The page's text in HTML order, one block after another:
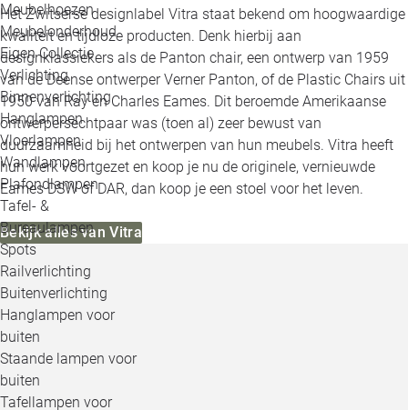
Meubelhoezen
Meubelonderhoud
Eigen Collectie
Verlichting
Binnenverlichting
Hanglampen
Vloerlampen
Wandlampen
Plafondlampen
Tafel- &
Bureaulampen
Spots
Railverlichting
Buitenverlichting
Hanglampen voor
buiten
Staande lampen voor
buiten
Tafellampen voor
Het Zwitserse designlabel Vitra staat bekend om hoogwaardige
kwaliteit en tijdloze producten. Denk hierbij aan
designklassiekers als de Panton chair, een ontwerp van 1959
van de Deense ontwerper Verner Panton, of de Plastic Chairs uit
1950 van Ray en Charles Eames. Dit beroemde Amerikaanse
ontwerpersechtpaar was (toen al) zeer bewust van
duurzaamheid bij het ontwerpen van hun meubels. Vitra heeft
hun werk voortgezet en koop je nu de originele, vernieuwde
Eames DSW of DAR, dan koop je een stoel voor het leven.
Bekijk alles van Vitra